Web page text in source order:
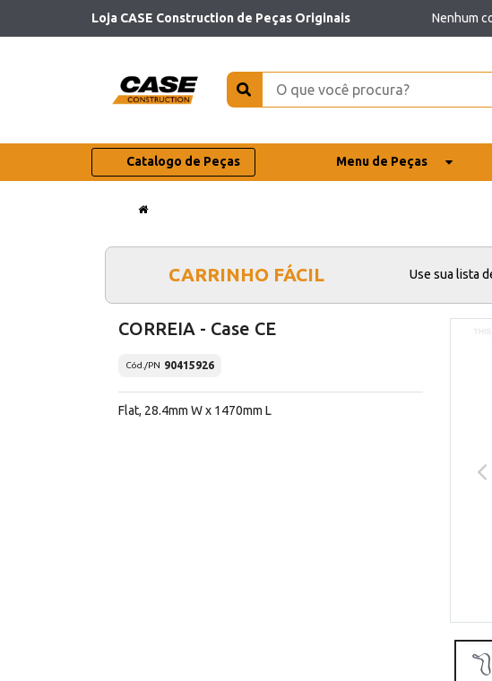
Loja CASE Construction de Peças Originais Nenhum
Catalogo de Peças Menu de Peças
CARRINHO FÁCIL Use sua lista
CORREIA - Case CE
Cód./PN 90415926
Flat, 28.4mm W x 1470mm L